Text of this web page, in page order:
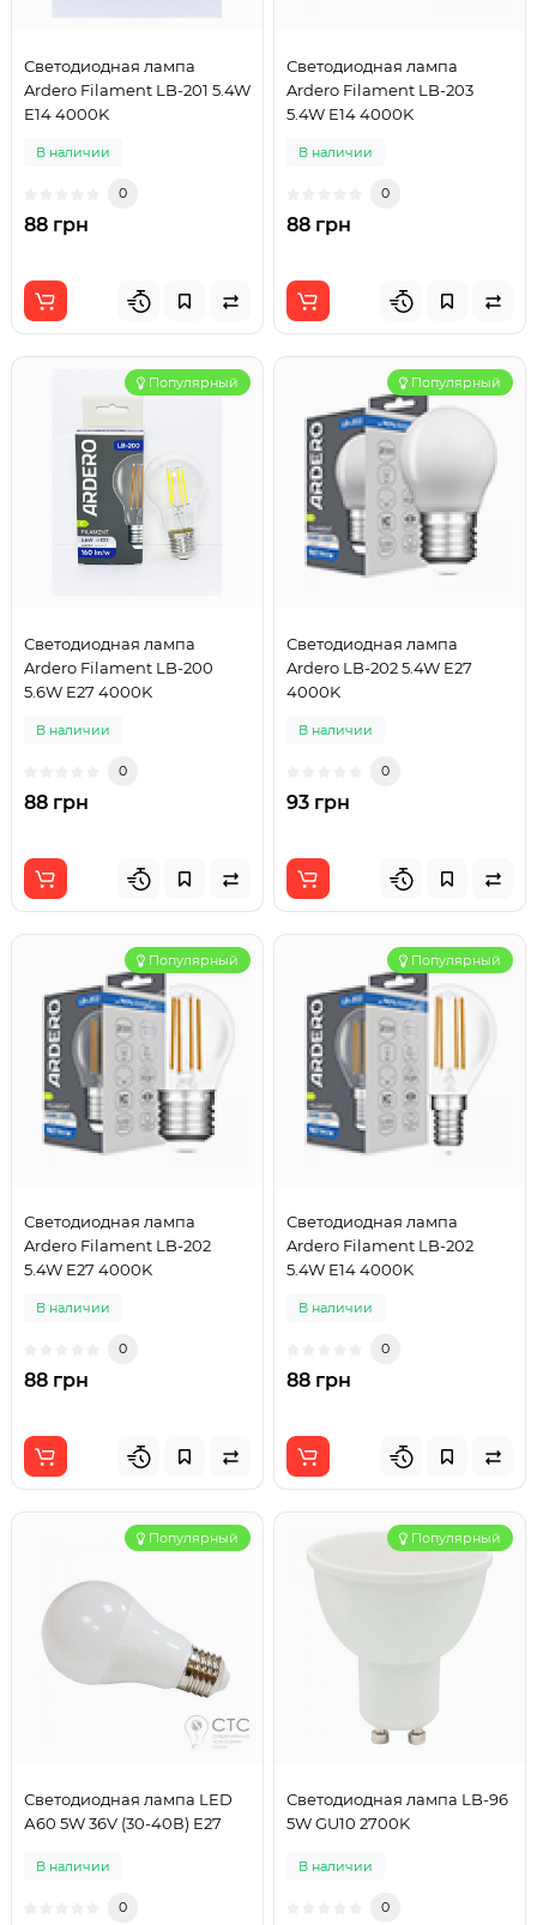
Светодиодная лампа
Ardero Filament LB-201 5.4W
E14 4000K
В наличии
0
88 грн
Светодиодная лампа
Ardero Filament LB-203
5.4W E14 4000K
В наличии
0
88 грн
Популярный
Светодиодная лампа
Ardero Filament LB-200
5.6W E27 4000K
В наличии
0
88 грн
Популярный
Светодиодная лампа
Ardero LB-202 5.4W E27
4000K
В наличии
0
93 грн
Популярный
Светодиодная лампа
Ardero Filament LB-202
5.4W E27 4000K
В наличии
0
88 грн
Популярный
Светодиодная лампа
Ardero Filament LB-202
5.4W E14 4000K
В наличии
0
88 грн
Популярный
Светодиодная лампа LED
А60 5W 36V (30-40В) Е27
В наличии
0
Популярный
Светодиодная лампа LB-96
5W GU10 2700K
В наличии
0